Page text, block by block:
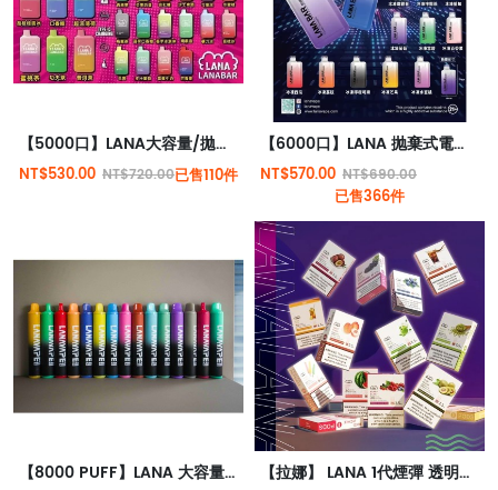
【5000口】LANA大容量/拋棄式電子煙/台灣現貨原裝正品
NT$530.00 NT$720.00已售110件
【6000口】LANA 抛棄式電子煙 一次性電子煙 3.5%尼古丁
NT$570.00 NT$690.00
已售366件
【8000 PUFF】LANA 大容量抛棄式 Type-C 可充電 | 一次性電子煙 | 【拉娜】 LANA 1代煙彈 透明煙彈 | RELX 1代電子煙機通用 | 極度薄荷感